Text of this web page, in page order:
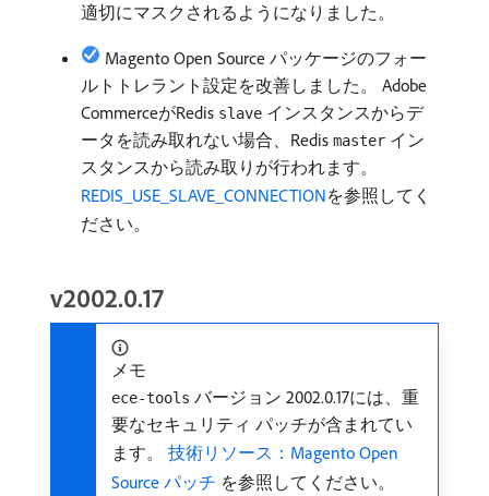
適切にマスクされるようになりました。
Magento Open Source パッケージのフォー
ルトトレラント設定を改善しました。 Adobe
CommerceがRedis slave インスタンスからデ
ータを読み取れない場合、Redis master イン
スタンスから読み取りが行われます。
REDIS_USE_SLAVE_CONNECTIONを参照してく
ださい。
v2002.0.17
メモ
ece-tools バージョン 2002.0.17には、重
要なセキュリティ パッチが含まれてい
ます。 技術リソース：Magento Open
Source パッチ ​ を参照してください。